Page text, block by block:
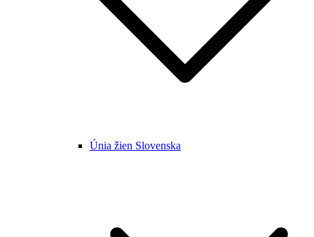
Únia žien Slovenska